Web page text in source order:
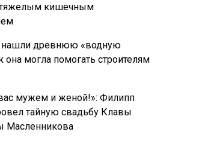
тяжелым кишечным
древнюю «водную
она могла помогать строителям
мужем и женой!»: Филипп
тайную свадьбу Клавы
Масленникова